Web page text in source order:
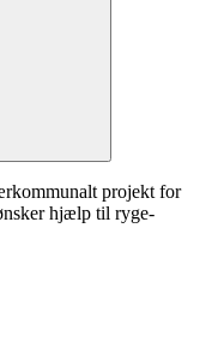
projekt for
hjælp til ryge-